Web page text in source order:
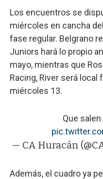
Los encuentros se
miércoles en cancha
fase regular. Belgrano
Juniors hará lo propio
mayo, mientras que
Racing, River será local
miércoles 13.
Que salen
— CA Huracán
Además, el cuadro ya